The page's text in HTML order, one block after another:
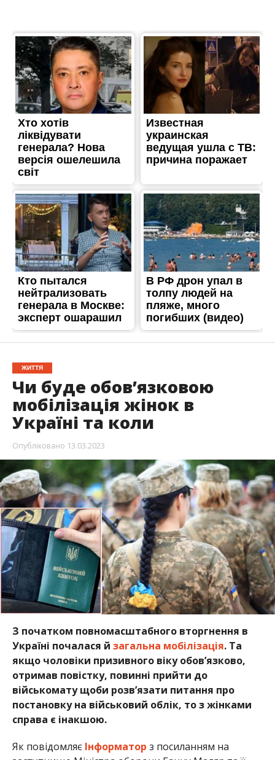
ЖИТТЯ
Чи буде обов’язковою
мобілізація жінок в
Україні та коли
Опубліковано 13.03.2023
З початком повномасштабного вторгнення в
Україні почалася й загальна мобілізація. Та
якщо чоловіки призивного віку обов’язково,
отримав повістку, повинні прийти до
військомату щоби розв’язати питання про
постановку на військовий облік, то з жінками
справа є інакшою.
Як повідомляє Інформатор з посиланням на